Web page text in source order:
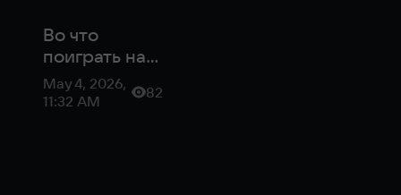
пропустить
Во что
поиграть на
этой неделе:
Mixtape и
May 4, 2026,
11:32 AM
82